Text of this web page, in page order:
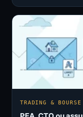
TRADING & BOURSE